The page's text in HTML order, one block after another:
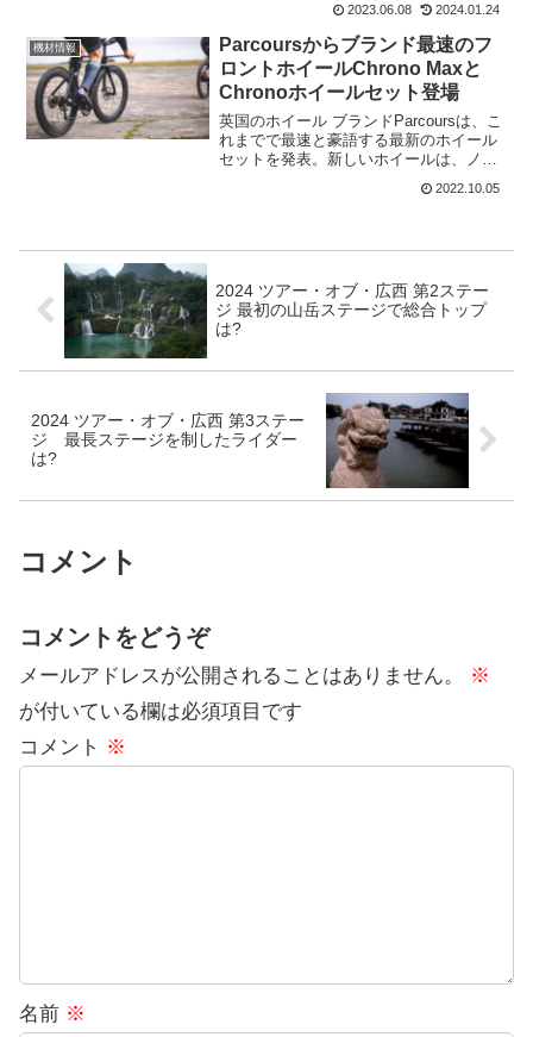
プリントに至るまで、新鮮なパヴェから
石畳まで、そしてその間のすべてに最適
なバイク。...
2023.06.08 2024.01.24
機材情報
Parcoursからブランド最速のフ
ロントホイールChrono Maxと
Chronoホイールセット登場
英国のホイール ブランドParcoursは、こ
れまでで最速と豪語する最新のホイール
セットを発表。新しいホイールは、ノッ
ティンガム トレント大学とスティー
ブ・フォークナー博士との共同研究プロ
2022.10.05
2024 ツアー・オブ・広西 第2ステー
ジ 最初の山岳ステージで総合トップ
は?
2024 ツアー・オブ・広西 第3ステー
ジ 最長ステージを制したライダー
は?
コメント
コメントをどうぞ
メールアドレスが公開されることはありません。
※
が付いている欄は必須項目です
コメント ※
名前 ※